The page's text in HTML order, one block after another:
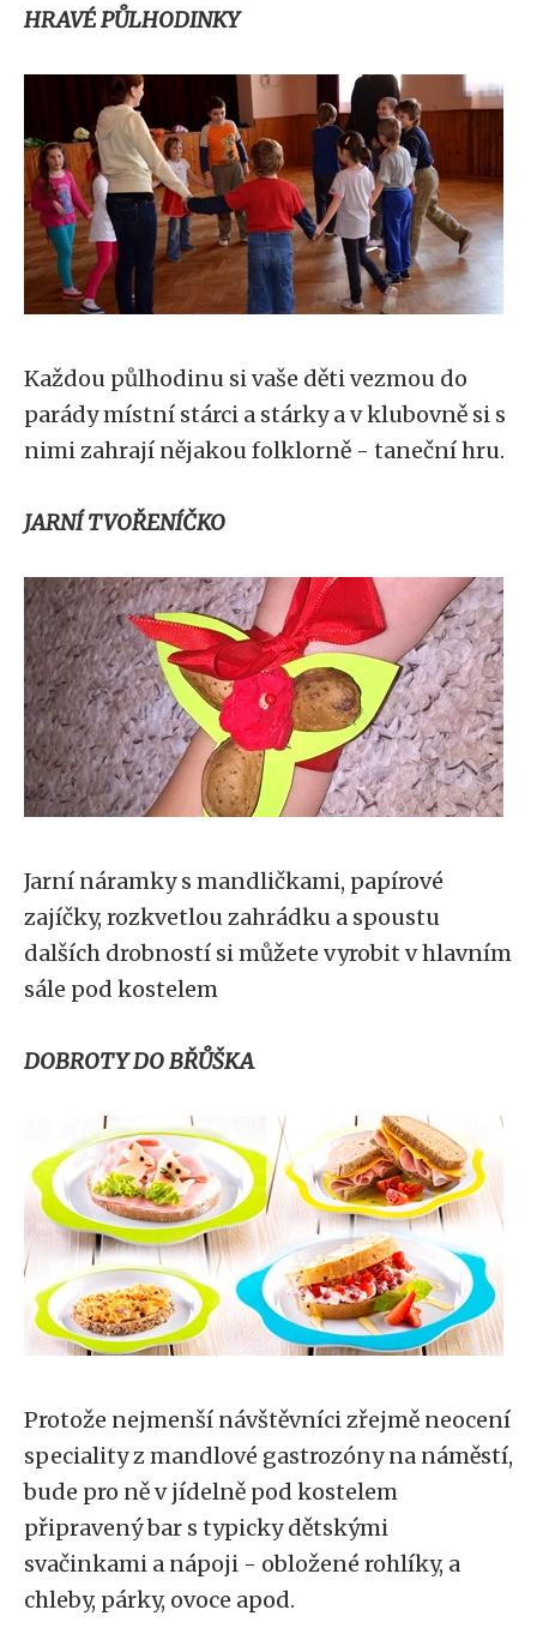
HRAVÉ PŮLHODINKY
Každou půlhodinu si vaše děti vezmou do
parády místní stárci a stárky a v klubovně si s
nimi zahrají nějakou folklorně - taneční hru.
JARNÍ TVOŘENÍČKO
Jarní náramky s mandličkami, papírové
zajíčky, rozkvetlou zahrádku a spoustu
dalších drobností si můžete vyrobit v hlavním
sále pod kostelem
DOBROTY DO BŘŮŠKA
Protože nejmenší návštěvníci zřejmě neocení
speciality z mandlové gastrozóny na náměstí,
bude pro ně v jídelně pod kostelem
připravený bar s typicky dětskými
svačinkami a nápoji - obložené rohlíky, a
chleby, párky, ovoce apod.